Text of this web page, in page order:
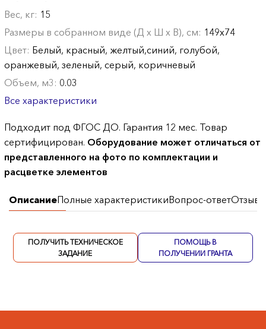
Вес, кг: 15
Размеры в собранном виде (Д х Ш х В), см: 149х74
Цвет: Белый, красный, желтый,синий, голубой,
оранжевый, зеленый, серый, коричневый
Объем, м3: 0.03
Все характеристики
Подходит под ФГОС ДО. Гарантия 12 мес. Товар
сертифицирован. Оборудование может отличаться от
представленного на фото по комплектации и
расцветке элементов
ОписаниеПолные характеристикиВопрос-ответОтзывы
ПОЛУЧИТЬ ТЕХНИЧЕСКОЕ
ЗАДАНИЕ
ПОМОЩЬ В
ПОЛУЧЕНИИ ГРАНТА